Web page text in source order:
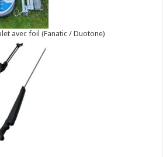
avec foil (Fanatic / Duotone)